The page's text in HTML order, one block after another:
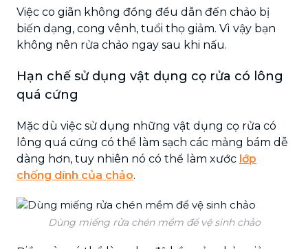
Việc co giãn không đồng đều dẫn đến chảo bị
biến dạng, cong vênh, tuổi thọ giảm. Vì vậy bạn
không nên rửa chảo ngay sau khi nấu.
Hạn chế sử dụng vật dụng cọ rửa có lông
quá cứng
Mặc dù việc sử dụng những vật dụng cọ rửa có
lông quá cứng có thể làm sạch các mảng bám dễ
dàng hơn, tuy nhiên nó có thể làm xước lớp
chống dính của chảo.
Dùng miếng rửa chén mềm để vệ sinh chảo